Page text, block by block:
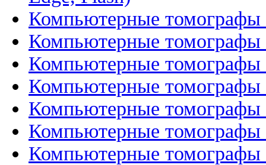
Компьютерные томографы
Компьютерные томографы
Компьютерные томографы
Компьютерные
Компьютерные
Компьютерные
Компьютерные